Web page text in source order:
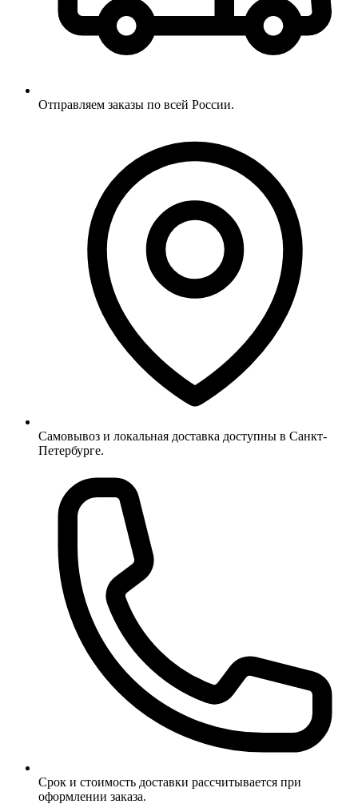
Отправляем заказы по всей России.
Самовывоз и локальная доставка доступны в Санкт-
Петербурге.
Срок и стоимость доставки рассчитывается при
оформлении заказа.